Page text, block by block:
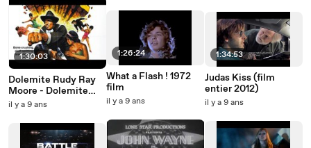
1:30:03
Dolemite Rudy Ray
Moore - Dolemite
(Blaxploitation)
il y a 9 ans
1:26:24
What a Flash ! 1972
film
il y a 9 ans
VOSTFR
1:34:53
Judas Kiss (film
entier 2012)
il y a 9 ans